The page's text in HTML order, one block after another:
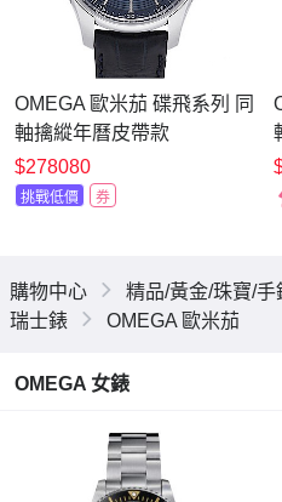
OMEGA 歐米茄 碟飛系列 同
軸擒縱年曆皮帶款
(431.33.41.22.03.001)x藍面
x41mm
$278080
挑戰低價 券
購物中心 精品/黃金/珠寶/手
瑞士錶
OMEGA 歐米茄
OMEGA 女錶